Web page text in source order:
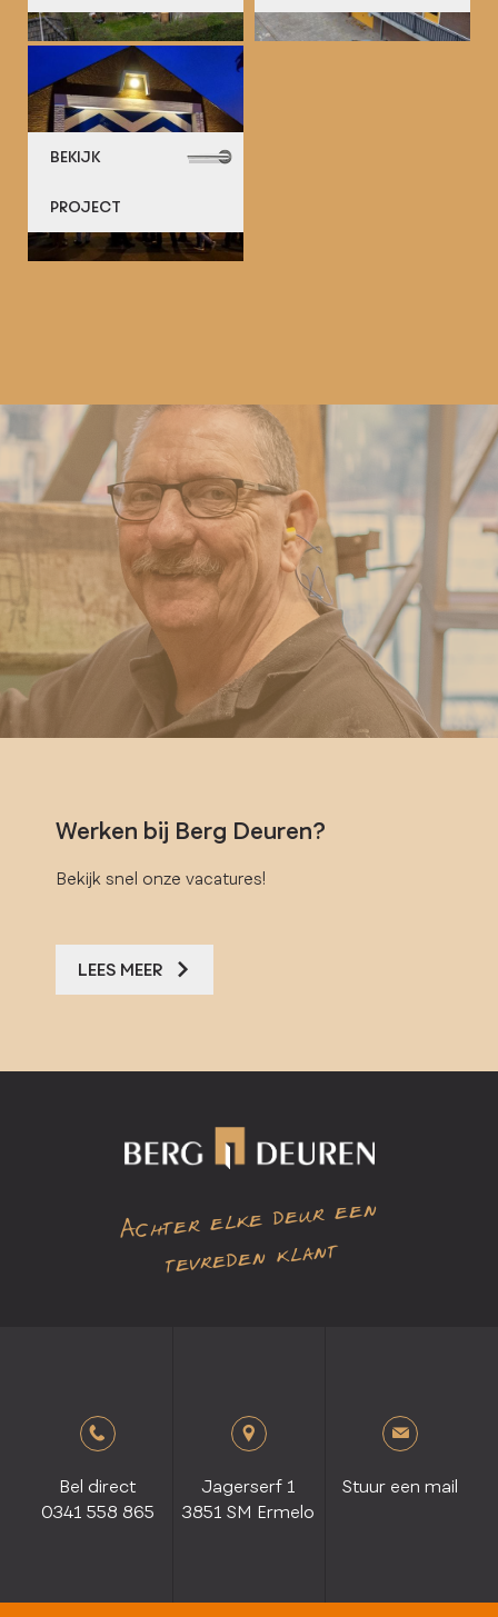
BEKIJK
PROJECT
Werken bij Berg Deuren?
Bekijk snel onze vacatures!
LEES MEER
Achter elke deur een
tevreden klant
Bel direct
0341 558 865
Jagerserf 1
3851 SM Ermelo
Stuur een mail